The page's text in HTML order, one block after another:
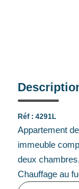
Réf : 4291L
Appartement
immeuble
deux
Chauffage au